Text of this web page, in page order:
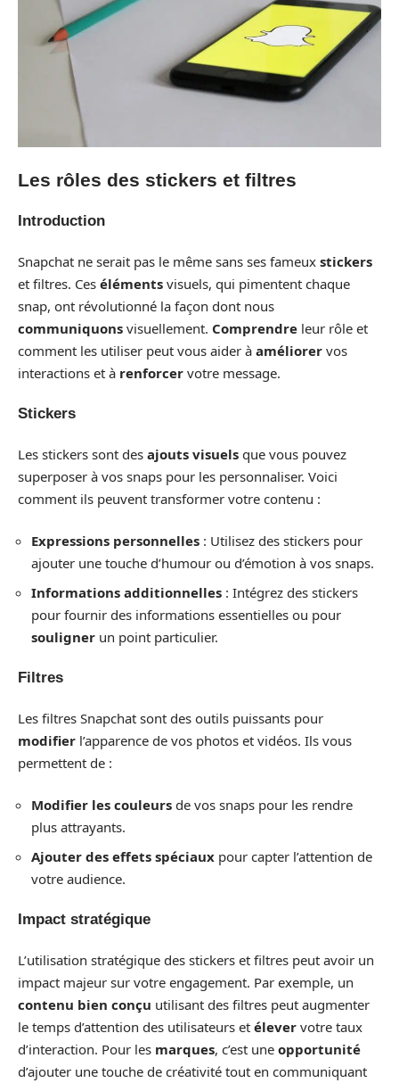
Les rôles des stickers et filtres
Introduction
Snapchat ne serait pas le même sans ses fameux stickers
et filtres. Ces éléments visuels, qui pimentent chaque
snap, ont révolutionné la façon dont nous
communiquons visuellement. Comprendre leur rôle et
comment les utiliser peut vous aider à améliorer vos
interactions et à renforcer votre message.
Stickers
Les stickers sont des ajouts visuels que vous pouvez
superposer à vos snaps pour les personnaliser. Voici
comment ils peuvent transformer votre contenu :
Expressions personnelles : Utilisez des stickers pour
ajouter une touche d’humour ou d’émotion à vos snaps.
Informations additionnelles : Intégrez des stickers
pour fournir des informations essentielles ou pour
souligner un point particulier.
Filtres
Les filtres Snapchat sont des outils puissants pour
modifier l’apparence de vos photos et vidéos. Ils vous
permettent de :
Modifier les couleurs de vos snaps pour les rendre
plus attrayants.
Ajouter des effets spéciaux pour capter l’attention de
votre audience.
Impact stratégique
L’utilisation stratégique des stickers et filtres peut avoir un
impact majeur sur votre engagement. Par exemple, un
contenu bien conçu utilisant des filtres peut augmenter
le temps d’attention des utilisateurs et élever votre taux
d’interaction. Pour les marques, c’est une opportunité
d’ajouter une touche de créativité tout en communiquant